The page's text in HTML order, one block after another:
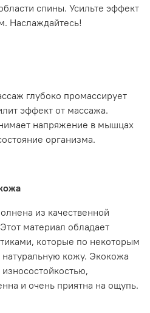
спины. Усильте эффект
Наслаждайтесь!
глубоко промассирует
эффект от массажа.
напряжение в мышцах
организма.
из качественной
материал обладает
которые по некоторым
кожу. Экокожа
и очень приятна на ощупь.